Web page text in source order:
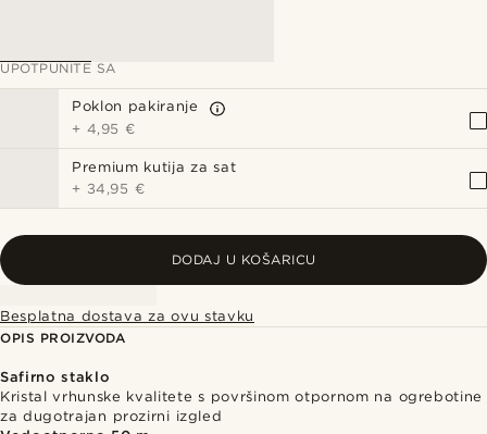
UPOTPUNITE SA
Poklon pakiranje
+ 4,95 €
Premium kutija za sat
+ 34,95 €
DODAJ U KOŠARICU
Besplatna dostava za ovu stavku
OPIS PROIZVODA
Safirno staklo
Kristal vrhunske kvalitete s površinom otpornom na ogrebotine
za dugotrajan prozirni izgled